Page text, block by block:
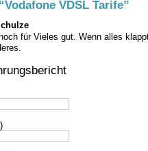
VDSL Tarife”
für Vieles gut. Wenn alles